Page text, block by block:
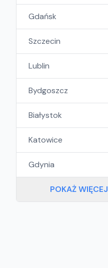
Gdańsk
Szczecin
Lublin
Bydgoszcz
Białystok
Katowice
Gdynia
POKAŻ WIĘCEJ